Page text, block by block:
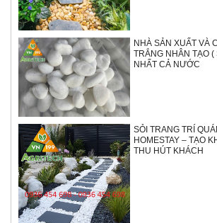
NHÀ SẢN XUẤT VÀ
TRẮNG NHÂN TẠO (
NHẤT CẢ NƯỚC
SỎI TRANG TRÍ
HOMESTAY – TẠO
THU HÚT KHÁCH